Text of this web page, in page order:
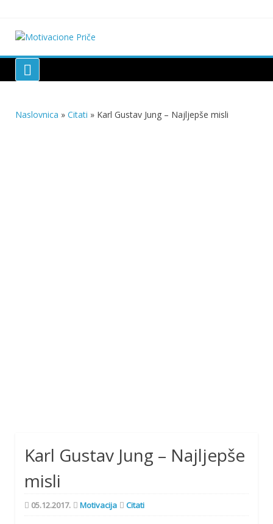
content
Motivacione Priče
Naslovnica » Citati » Karl Gustav Jung – Najljepše misli
Karl Gustav Jung – Najljepše
misli
05.12.2017. Motivacija Citati